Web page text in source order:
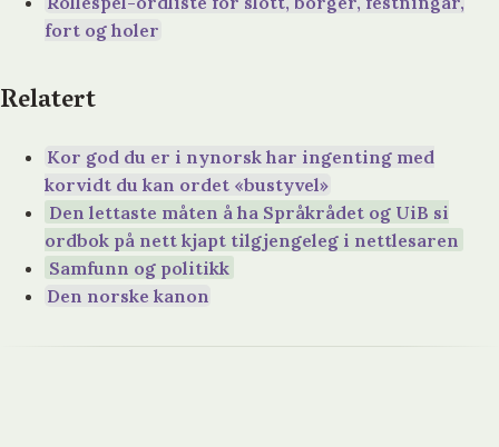
fort og holer
Relatert
Kor god du er i nynorsk har ingenting med
korvidt du kan ordet «bustyvel»
Den lettaste måten å ha Språkrådet og UiB si
ordbok på nett kjapt tilgjengeleg i nettlesaren
Samfunn og politikk
Den norske kanon